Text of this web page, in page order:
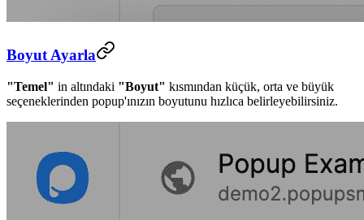
Boyut Ayarla
"Temel" in altındaki "Boyut" kısmından küçük, orta ve büyük
seçeneklerinden popup'ınızın boyutunu hızlıca belirleyebilirsiniz.